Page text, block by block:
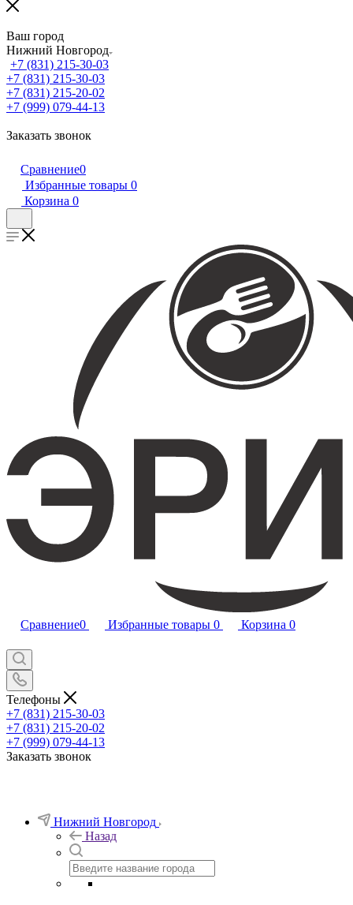
Ваш город
Нижний Новгород
+7 (831) 215-30-03
+7 (831) 215-30-03
+7 (831) 215-20-02
+7 (999) 079-44-13
Заказать звонок
Сравнение0
Избранные товары 0
Корзина 0
Сравнение0 Избранные товары 0 Корзина 0
Телефоны
+7 (831) 215-30-03
+7 (831) 215-20-02
+7 (999) 079-44-13
Заказать звонок
Нижний Новгород
Назад